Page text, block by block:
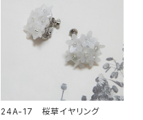
24A-17 桜草イヤリング